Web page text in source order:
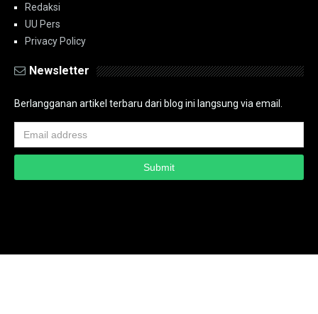
Redaksi
UU Pers
Privacy Policy
Newsletter
Berlangganan artikel terbaru dari blog ini langsung via email.